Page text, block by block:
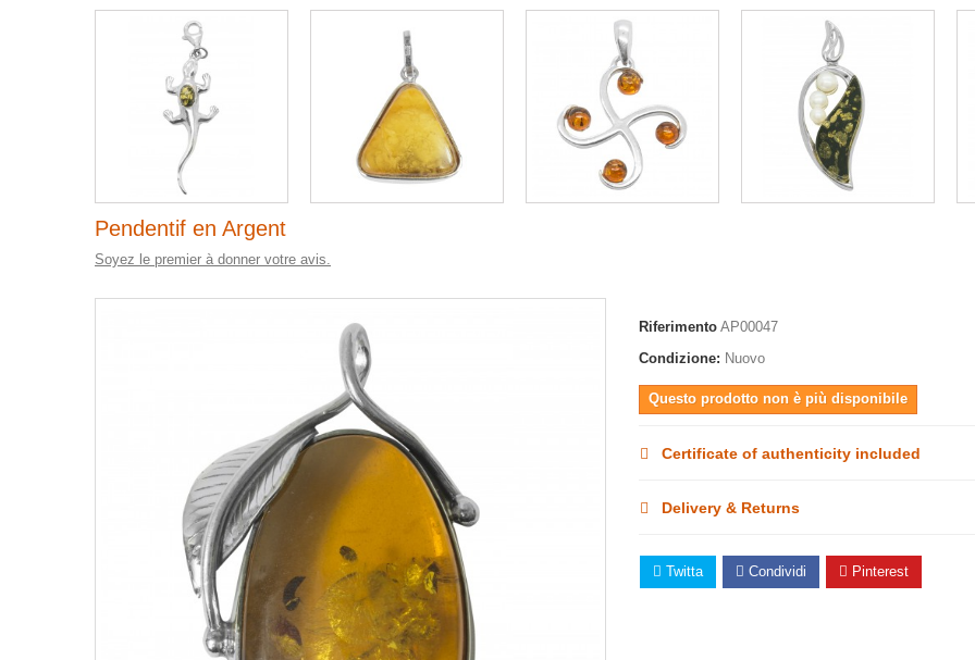
Pendentif en Argent
Soyez le premier à donner votre avis.
Riferimento AP00047
Condizione: Nuovo
Questo prodotto non è più disponibile
Certificate of authenticity included
Delivery & Returns
Twitta Condividi Pinterest